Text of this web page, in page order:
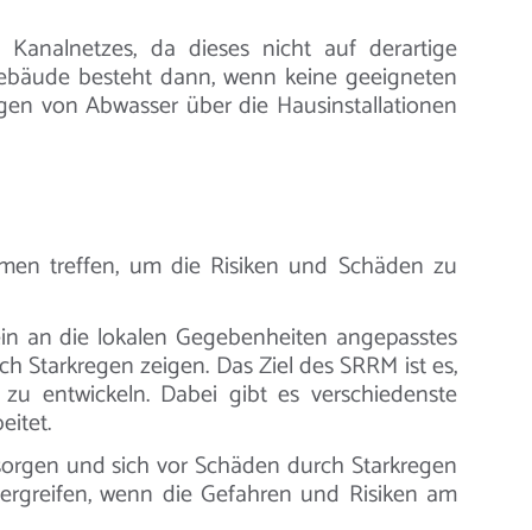
da dieses nicht auf derartige
besteht dann, wenn keine geeigneten
von Abwasser über die Hausinstallationen
treffen, um die Risiken und Schäden zu
an die lokalen Gegebenheiten angepasstes
zeigen. Das Ziel des SRRM ist es,
entwickeln. Dabei gibt es verschiedenste
und sich vor Schäden durch Starkregen
wenn die Gefahren und Risiken am